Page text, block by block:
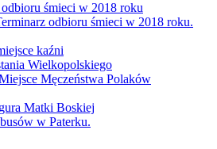
śmieci w 2018 roku
odbioru śmieci w 2018 roku.
kaźni
Wielkopolskiego
Męczeństwa Polaków
Matki Boskiej
w Paterku.